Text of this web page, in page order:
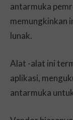
antarmuka
memungkinkan
lunak.
Alat -alat ini
aplikasi,
antarmuka